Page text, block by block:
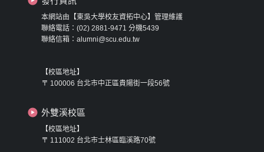
本網站由【東吳大學校友資拓中心】管理維護
聯絡電話：(02) 2881-9471 分機5439
聯絡信箱：alumni@scu.edu.tw
【校區地址】
〒 100006 台北市中正區貴陽街一段56號
外雙溪校區
【校區地址】
〒 111002 台北市士林區臨溪路70號